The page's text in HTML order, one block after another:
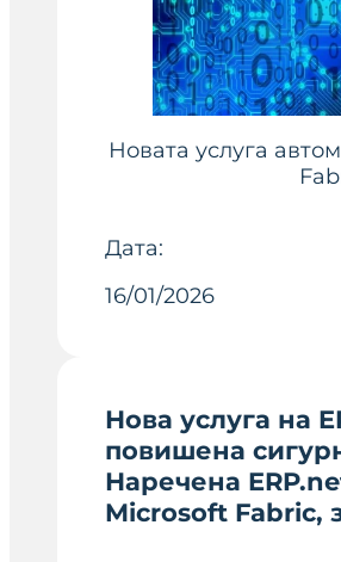
Новата услуга
Дата:
16/01/2026
Нова услуга на
повишена
Наречена
Microsoft Fabric,